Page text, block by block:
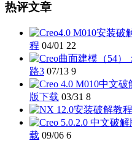
热评文章
程 04/01 22
路3 07/13 9
版下载 03/31 8
载 09/06 6